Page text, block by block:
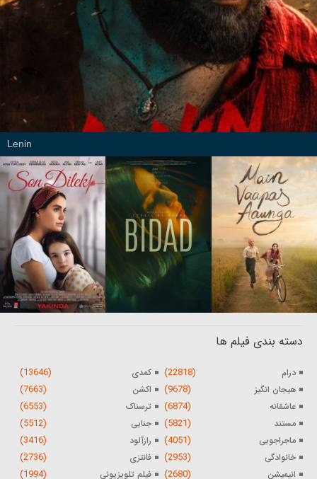
Lenin
دسته بندی فیلم ها
درام (22818) کمدی (13646)
هیجان انگیز (9678) اکشن (7663)
عاشقانه (6874) ترسناک (6553)
مستند (5821) جنایی (5512)
ماجراجویی (4051) رازآلود (3416)
خانوادگی (2953) فانتزی (2736)
انیمیشن (2680) فیلم تلویزیونی (1994)